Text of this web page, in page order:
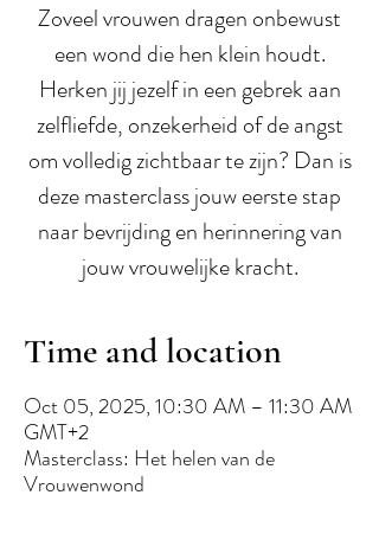
Zoveel vrouwen dragen onbewust
een wond die hen klein houdt.
Herken jij jezelf in een gebrek aan
zelfliefde, onzekerheid of de angst
om volledig zichtbaar te zijn? Dan is
deze masterclass jouw eerste stap
naar bevrijding en herinnering van
jouw vrouwelijke kracht.
Time and location
Oct 05, 2025, 10:30 AM – 11:30 AM
GMT+2
Masterclass: Het helen van de
Vrouwenwond